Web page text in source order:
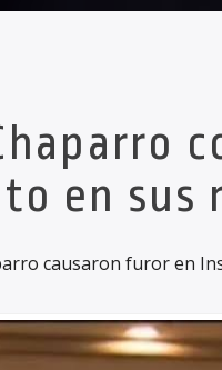
en sus
causaron furor en